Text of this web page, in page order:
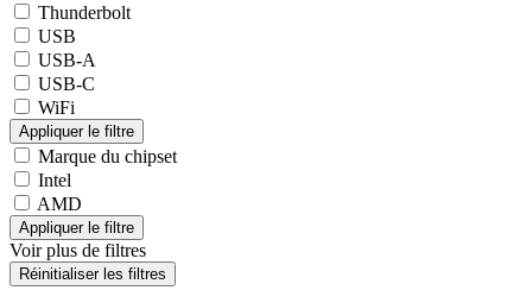
Thunderbolt
USB
USB-A
USB-C
WiFi
Marque du chipset
Intel
AMD
Voir plus de filtres